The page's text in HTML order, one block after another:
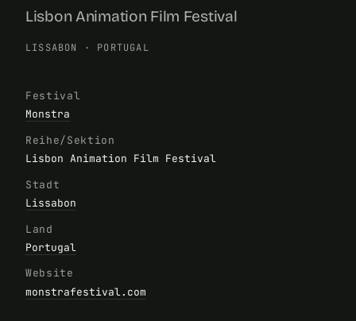
Lisbon Animation Film Festival
LISSABON · PORTUGAL
Festival
Monstra
Reihe/Sektion
Lisbon Animation Film Festival
Stadt
Lissabon
Land
Portugal
Website
monstrafestival.com